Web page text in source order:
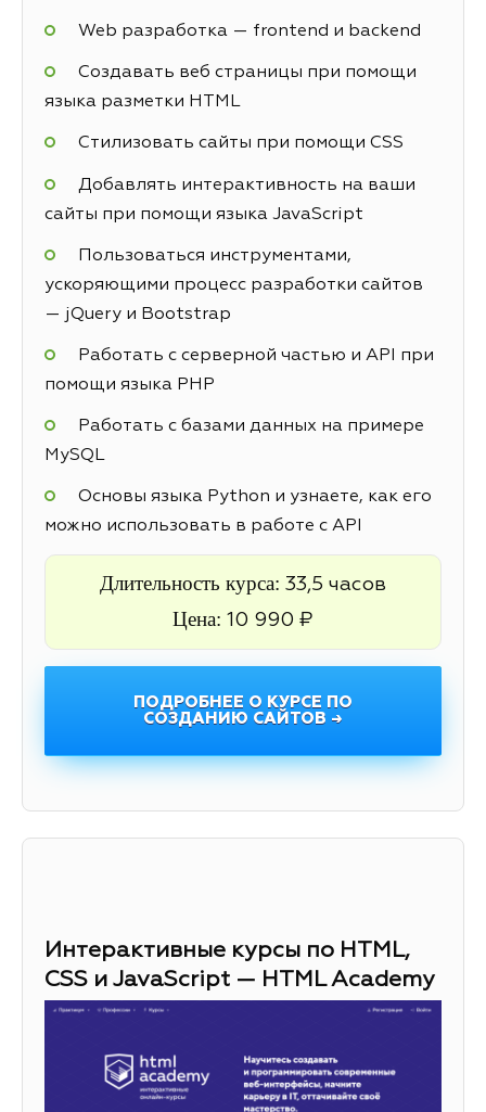
Web разработка — frontend и backend
Создавать веб страницы при помощи
языка разметки HTML
Стилизовать сайты при помощи CSS
Добавлять интерактивность на ваши
сайты при помощи языка JavaScript
Пользоваться инструментами,
ускоряющими процесс разработки сайтов
— jQuery и Bootstrap
Работать с серверной частью и API при
помощи языка PHP
Работать с базами данных на примере
MySQL
Основы языка Python и узнаете, как его
можно использовать в работе с API
Длительность курса: 33,5 часов
Цена: 10 990 ₽
ПОДРОБНЕЕ О КУРСЕ ПО
СОЗДАНИЮ САЙТОВ →
Интерактивные курсы по HTML,
CSS и JavaScript — HTML Academy